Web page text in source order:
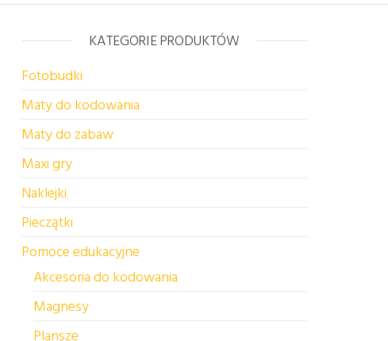
KATEGORIE PRODUKTÓW
Fotobudki
Maty do kodowania
Maty do zabaw
Maxi gry
Naklejki
Pieczątki
Pomoce edukacyjne
Akcesoria do kodowania
Magnesy
Plansze